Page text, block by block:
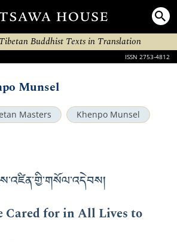
Buddhist Texts in Translation
ISSN 2753-4812
Munsel
Masters Khenpo Munsel
Cared for in All Lives to